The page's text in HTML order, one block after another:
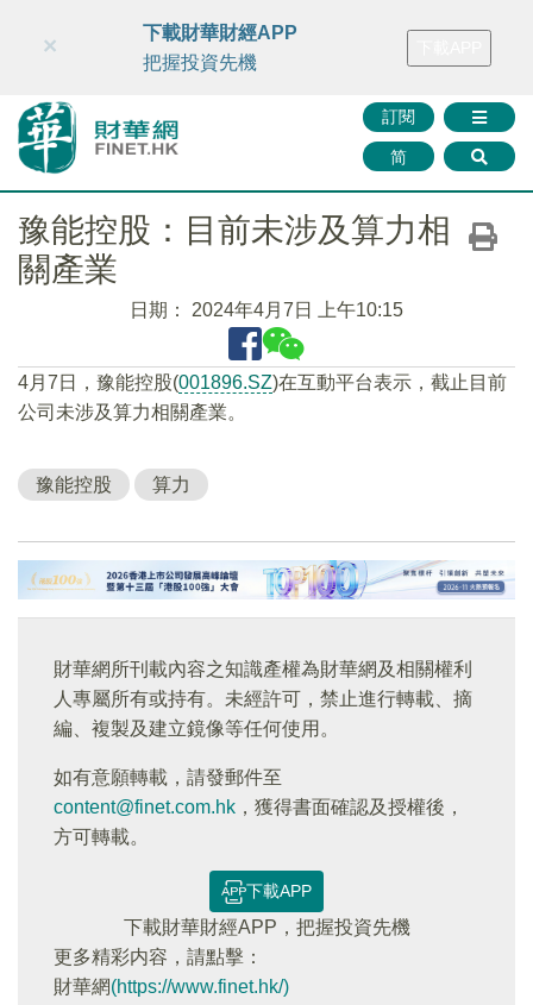
財華智庫網 FINTV FINMETA 財華證券 媒體矩陣
訂閱
简
×
下載財華財經APP
把握投資先機
豫能控股：目前未涉及算力相
關產業
日期： 2024年4月7日 上午10:15
4月7日，豫能控股(001896.SZ)在互動平台表示，截止目前
公司未涉及算力相關產業。
豫能控股 算力
財華網所刊載內容之知識產權為財華網及相關權利
人專屬所有或持有。未經許可，禁止進行轉載、摘
編、複製及建立鏡像等任何使用。
如有意願轉載，請發郵件至
content@finet.com.hk ，獲得書面確認及授權後，
方可轉載。
下載APP
下載財華財經APP，把握投資先機
更多精彩内容，請點擊：
財華網(https://www.finet.hk/)